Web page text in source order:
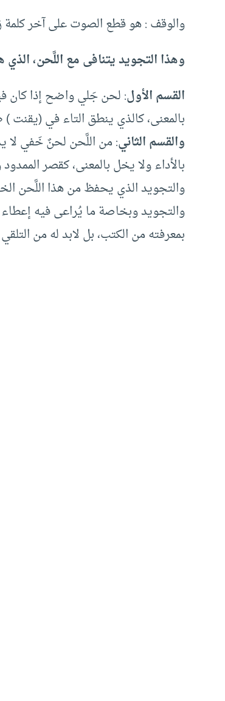
والوقف : هو قطع الصوت على آخر كلمة
وهذا التجويد يتنافى مع اللَّحن،
القسم الأول: لحن جَلي واضح إذا كان
بالمعنى، كالذي ينطق التاء في
والقسم الثاني: من اللَّحن لحنٌ خَفي لا
بالأداء ولا يخل بالمعنى، كقصر
والتجويد الذي يحفظ من هذا اللَّحن
والتجويد وبخاصة ما يُراعى فيه
بمعرفته من الكتب، بل لابد له من